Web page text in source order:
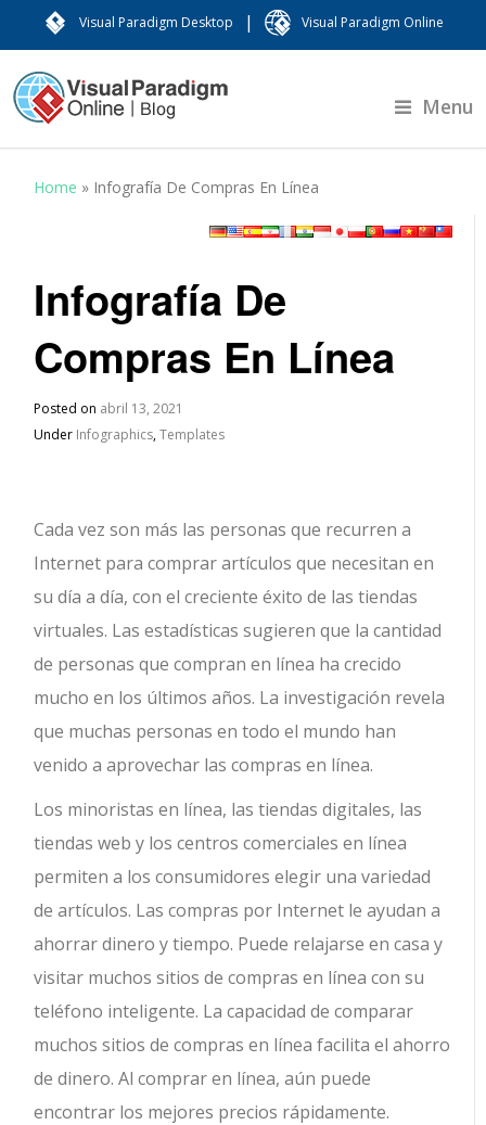
Visual Paradigm Desktop | Visual Paradigm Online
Menu
Home » Infografía De Compras En Línea
Infografía De
Compras En Línea
Posted on abril 13, 2021
Under Infographics,Templates
Cada vez son más las personas que recurren a
Internet para comprar artículos que necesitan en
su día a día, con el creciente éxito de las tiendas
virtuales. Las estadísticas sugieren que la cantidad
de personas que compran en línea ha crecido
mucho en los últimos años. La investigación revela
que muchas personas en todo el mundo han
venido a aprovechar las compras en línea.
Los minoristas en línea, las tiendas digitales, las
tiendas web y los centros comerciales en línea
permiten a los consumidores elegir una variedad
de artículos. Las compras por Internet le ayudan a
ahorrar dinero y tiempo. Puede relajarse en casa y
visitar muchos sitios de compras en línea con su
teléfono inteligente. La capacidad de comparar
muchos sitios de compras en línea facilita el ahorro
de dinero. Al comprar en línea, aún puede
encontrar los mejores precios rápidamente.